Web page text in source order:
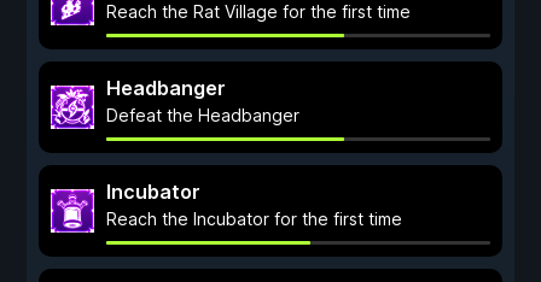
Reach the Rat Village for the first time
Headbanger
Defeat the Headbanger
Incubator
Reach the Incubator for the first time